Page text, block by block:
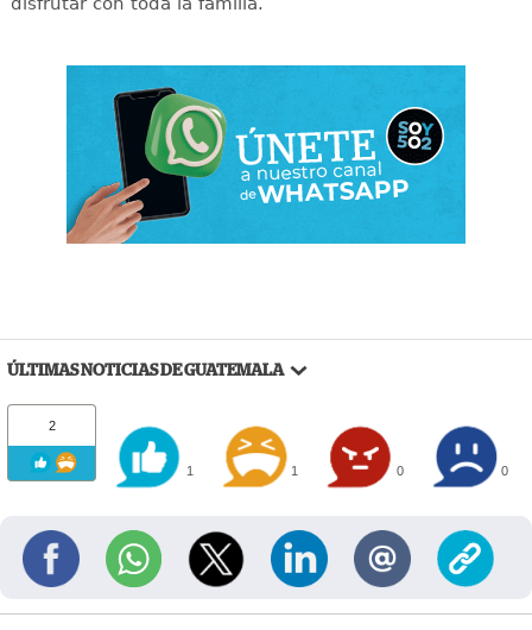
ÚLTIMAS NOTICIAS DE GUATEMALA
2
1 1 0 0